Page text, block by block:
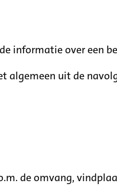
informatie over een
algemeen uit de
de omvang,